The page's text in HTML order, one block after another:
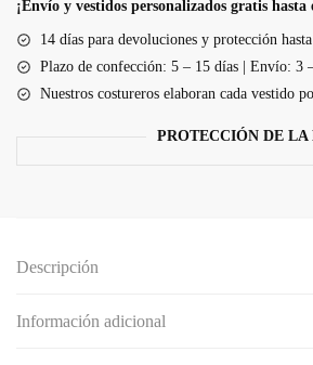
con
tirantes
¡Envío y vestidos personalizados gratis
14 días para devoluciones y protección
Plazo de confección: 5 – 15 días | Envío: 3
Nuestros costureros elaboran cada vestido
PROTECCIÓN DE LA
Descripción
Información adicional